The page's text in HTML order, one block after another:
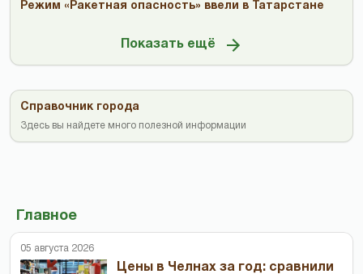
Режим «Ракетная опасность» ввели в Татарстане
Показать ещё
Справочник города
Здесь вы найдете много полезной информации
Главное
05 августа 2026
Цены в Челнах за год: сравнили